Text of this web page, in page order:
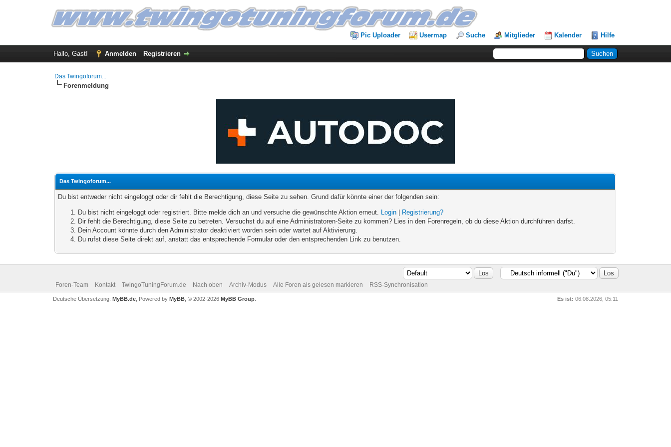
Pic Uploader Usermap Suche Mitglieder Kalender Hilfe
Hallo, Gast! Anmelden Registrieren
Das Twingoforum...
Forenmeldung
Das Twingoforum...
Du bist entweder nicht eingeloggt oder dir fehlt die Berechtigung, diese Seite zu sehen. Grund dafür könnte einer der folgenden sein:
Du bist nicht eingeloggt oder registriert. Bitte melde dich an und versuche die gewünschte Aktion erneut. Login
Registrierung?
Dir fehlt die Berechtigung, diese Seite zu betreten. Versuchst du auf eine Administratoren-Seite zu kommen? Lies in den Forenregeln, ob du diese Aktion durchführen darfst.
Dein Account könnte durch den Administrator deaktiviert worden sein oder wartet auf Aktivierung.
Du rufst diese Seite direkt auf, anstatt das entsprechende Formular oder den entsprechenden Link zu benutzen.
Foren-Team Kontakt TwingoTuningForum.de Nach oben Archiv-Modus Alle Foren als gelesen markieren RSS-Synchronisation
Es ist: 06.08.2026, 05:11
Deutsche Übersetzung: MyBB.de, Powered by MyBB, © 2002-2026 MyBB Group.